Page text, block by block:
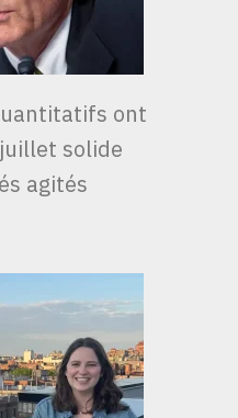
ont
solide
agités